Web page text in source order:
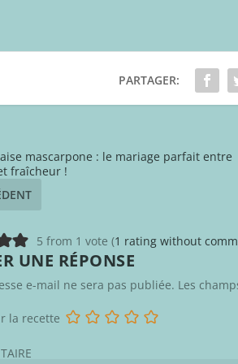
PARTAGER:
mascarpone : le mariage parfait entre
fraîcheur !
5 from 1 vote (1 rating without
UNE RÉPONSE
e-mail ne sera pas publiée. Les
la recette